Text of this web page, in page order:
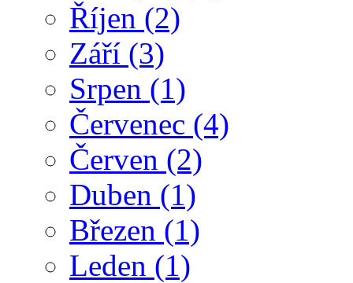
Říjen (2)
Září (3)
Srpen (1)
Červenec (4)
Červen (2)
Duben (1)
Březen (1)
Leden (1)